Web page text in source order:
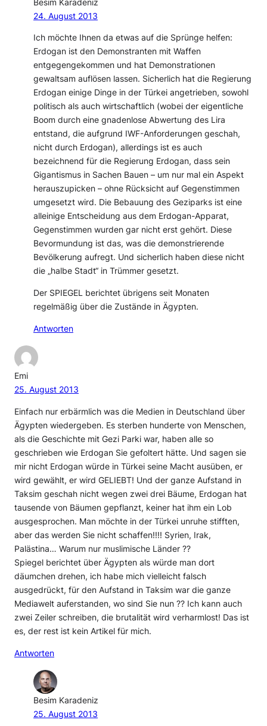
Besim Karadeniz
24. August 2013
Ich möchte Ihnen da etwas auf die Sprünge helfen:
Erdogan ist den Demonstranten mit Waffen
entgegengekommen und hat Demonstrationen
gewaltsam auflösen lassen. Sicherlich hat die Regierung
Erdogan einige Dinge in der Türkei angetrieben, sowohl
politisch als auch wirtschaftlich (wobei der eigentliche
Boom durch eine gnadenlose Abwertung des Lira
entstand, die aufgrund IWF-Anforderungen geschah,
nicht durch Erdogan), allerdings ist es auch
bezeichnend für die Regierung Erdogan, dass sein
Gigantismus in Sachen Bauen – um nur mal ein Aspekt
herauszupicken – ohne Rücksicht auf Gegenstimmen
umgesetzt wird. Die Bebauung des Geziparks ist eine
alleinige Entscheidung aus dem Erdogan-Apparat,
Gegenstimmen wurden gar nicht erst gehört. Diese
Bevormundung ist das, was die demonstrierende
Bevölkerung aufregt. Und sicherlich haben diese nicht
die „halbe Stadt“ in Trümmer gesetzt.
Der SPIEGEL berichtet übrigens seit Monaten
regelmäßig über die Zustände in Ägypten.
Antworten
Emi
25. August 2013
Einfach nur erbärmlich was die Medien in Deutschland über
Ägypten wiedergeben. Es sterben hunderte von Menschen,
als die Geschichte mit Gezi Parki war, haben alle so
geschrieben wie Erdogan Sie gefoltert hätte. Und sagen sie
mir nicht Erdogan würde in Türkei seine Macht ausüben, er
wird gewählt, er wird GELIEBT! Und der ganze Aufstand in
Taksim geschah nicht wegen zwei drei Bäume, Erdogan hat
tausende von Bäumen gepflanzt, keiner hat ihm ein Lob
ausgesprochen. Man möchte in der Türkei unruhe stifften,
aber das werden Sie nicht schaffen!!!! Syrien, Irak,
Palästina… Warum nur muslimische Länder ??
Spiegel berichtet über Ägypten als würde man dort
däumchen drehen, ich habe mich vielleicht falsch
ausgedrückt, für den Aufstand in Taksim war die ganze
Mediawelt auferstanden, wo sind Sie nun ?? Ich kann auch
zwei Zeiler schreiben, die brutalität wird verharmlost! Das ist
es, der rest ist kein Artikel für mich.
Antworten
Besim Karadeniz
25. August 2013